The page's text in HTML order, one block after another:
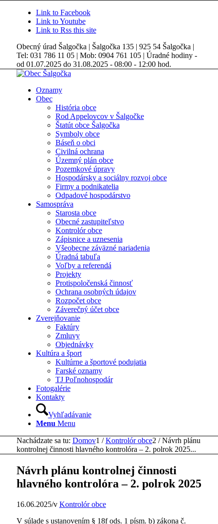
Link to Facebook
Link to Youtube
Link to Rss this site
Obecný úrad Šalgočka | Šalgočka 135 | 925 54 Šalgočka |
Tel: 031 786 11 05 | Mob: 0904 761 105 | Úradné hodiny -
od 01.07.2025 do 31.08.2025 - 08:00 - 12:00 hod.
Oznamy
Obec
História obce
Rod Appelovcov v Šalgočke
Štatút obce Šalgočka
Symboly obce
Báseň o obci
Civilná ochrana
Územný plán obce
Pozemkové úpravy
Hospodársky a sociálny rozvoj obce
Firmy a podnikatelia
Odpadové hospodárstvo
Samospráva
Starosta obce
Obecné zastupiteľstvo
Kontrolór obce
Zápisnice a uznesenia
Všeobecne záväzné nariadenia
Úradná tabuľa
Voľby a referendá
Projekty
Protispoločenská činnosť
Ochrana osobných údajov
Rozpočet obce
Záverečný účet obce
Zverejňovanie
Faktúry
Zmluvy
Objednávky
Kultúra a šport
Kultúrne a športové podujatia
Farské oznamy
TJ Poľnohospodár
Fotogalérie
Kontakty
Vyhľadávanie
Menu Menu
Nachádzate sa tu: Domov1 / Kontrolór obce2 / Návrh plánu
kontrolnej činnosti hlavného kontrolóra – 2. polrok 2025...
Návrh plánu kontrolnej činnosti
hlavného kontrolóra – 2. polrok 2025
16.06.2025/v Kontrolór obce
V súlade s ustanovením § 18f ods. 1 písm. b) zákona č.